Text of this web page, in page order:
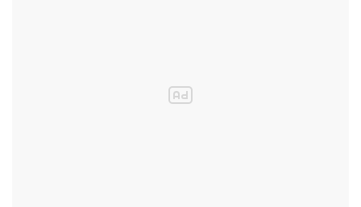
první pohled vážného incidentu, není zatím